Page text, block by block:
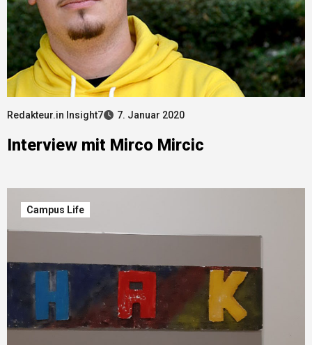
Redakteur.in Insight7 7. Januar 2020
Interview mit Mirco Mircic
Campus Life